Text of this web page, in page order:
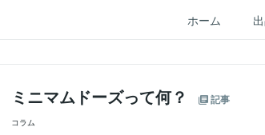
ホーム
ミニマムドーズって何？ 記事
コラム